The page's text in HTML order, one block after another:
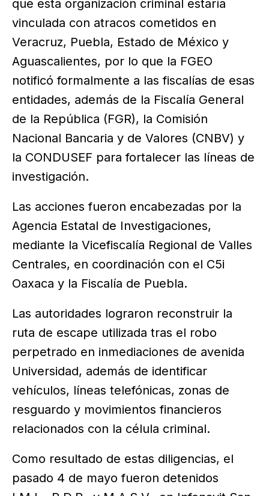
que esta organización criminal estaría
vinculada con atracos cometidos en
Veracruz, Puebla, Estado de México y
Aguascalientes, por lo que la FGEO
notificó formalmente a las fiscalías de esas
entidades, además de la Fiscalía General
de la República (FGR), la Comisión
Nacional Bancaria y de Valores (CNBV) y
la CONDUSEF para fortalecer las líneas de
investigación.
Las acciones fueron encabezadas por la
Agencia Estatal de Investigaciones,
mediante la Vicefiscalía Regional de Valles
Centrales, en coordinación con el C5i
Oaxaca y la Fiscalía de Puebla.
Las autoridades lograron reconstruir la
ruta de escape utilizada tras el robo
perpetrado en inmediaciones de avenida
Universidad, además de identificar
vehículos, líneas telefónicas, zonas de
resguardo y movimientos financieros
relacionados con la célula criminal.
Como resultado de estas diligencias, el
pasado 4 de mayo fueron detenidos